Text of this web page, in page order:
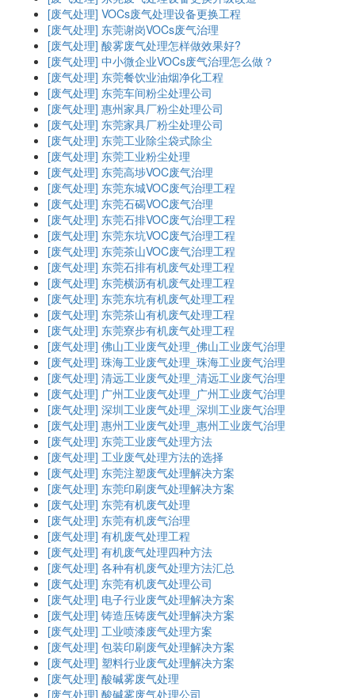
[废气处理] VOCs废气处理设备更换工程
[废气处理] 东莞谢岗VOCs废气治理
[废气处理] 酸雾废气处理怎样做效果好?
[废气处理] 中小微企业VOCs废气治理怎么做？
[废气处理] 东莞餐饮业油烟净化工程
[废气处理] 东莞车间粉尘处理公司
[废气处理] 惠州家具厂粉尘处理公司
[废气处理] 东莞家具厂粉尘处理公司
[废气处理] 东莞工业除尘袋式除尘
[废气处理] 东莞工业粉尘处理
[废气处理] 东莞高埗VOC废气治理
[废气处理] 东莞东城VOC废气治理工程
[废气处理] 东莞石碣VOC废气治理
[废气处理] 东莞石排VOC废气治理工程
[废气处理] 东莞东坑VOC废气治理工程
[废气处理] 东莞茶山VOC废气治理工程
[废气处理] 东莞石排有机废气处理工程
[废气处理] 东莞横沥有机废气处理工程
[废气处理] 东莞东坑有机废气处理工程
[废气处理] 东莞茶山有机废气处理工程
[废气处理] 东莞寮步有机废气处理工程
[废气处理] 佛山工业废气处理_佛山工业废气治理
[废气处理] 珠海工业废气处理_珠海工业废气治理
[废气处理] 清远工业废气处理_清远工业废气治理
[废气处理] 广州工业废气处理_广州工业废气治理
[废气处理] 深圳工业废气处理_深圳工业废气治理
[废气处理] 惠州工业废气处理_惠州工业废气治理
[废气处理] 东莞工业废气处理方法
[废气处理] 工业废气处理方法的选择
[废气处理] 东莞注塑废气处理解决方案
[废气处理] 东莞印刷废气处理解决方案
[废气处理] 东莞有机废气处理
[废气处理] 东莞有机废气治理
[废气处理] 有机废气处理工程
[废气处理] 有机废气处理四种方法
[废气处理] 各种有机废气处理方法汇总
[废气处理] 东莞有机废气处理公司
[废气处理] 电子行业废气处理解决方案
[废气处理] 铸造压铸废气处理解决方案
[废气处理] 工业​喷漆废气处理方案
[废气处理] 包装印刷废气处理解决方案
[废气处理] 塑料行业废气处理解决方案
[废气处理] 酸碱雾废气处理
[废气处理] 酸碱雾废气处理公司